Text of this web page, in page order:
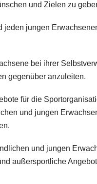
und Zielen zu
jeden jungen
bei ihrer
gegenüber anzuleiten.
für die
und jungen
und jungen
außersportliche